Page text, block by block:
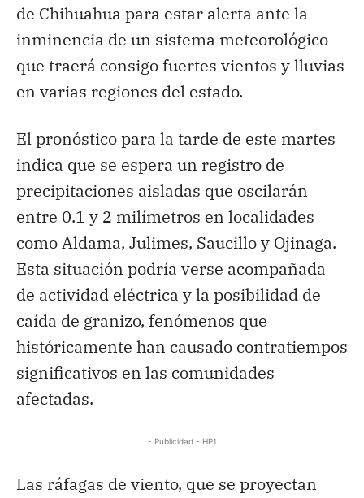
de Chihuahua para estar alerta ante la
inminencia de un sistema meteorológico
que traerá consigo fuertes vientos y lluvias
en varias regiones del estado.
El pronóstico para la tarde de este martes
indica que se espera un registro de
precipitaciones aisladas que oscilarán
entre 0.1 y 2 milímetros en localidades
como Aldama, Julimes, Saucillo y Ojinaga.
Esta situación podría verse acompañada
de actividad eléctrica y la posibilidad de
caída de granizo, fenómenos que
históricamente han causado contratiempos
significativos en las comunidades
afectadas.
- Publicidad - HP1
Las ráfagas de viento, que se proyectan